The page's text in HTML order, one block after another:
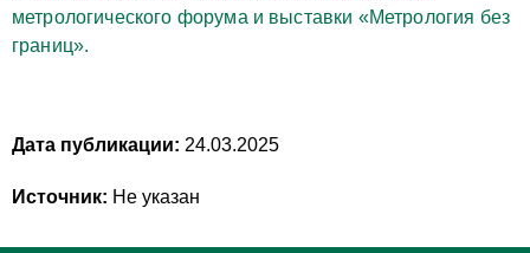
метрологического форума и выставки «Метрология без
границ».
Дата публикации: 24.03.2025
Источник: Не указан